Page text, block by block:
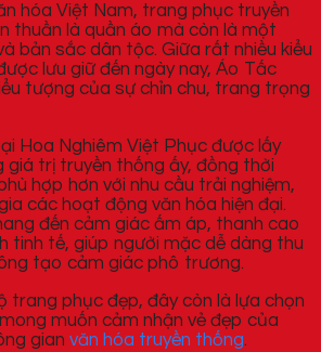
hóa Việt Nam, trang phục truyền
thuần là quần áo mà còn là một
bản sắc dân tộc. Giữa rất nhiều kiểu
lưu giữ đến ngày nay, Áo Tấc
tượng của sự chỉn chu, trang trọng
Hoa Nghiêm Việt Phục được lấy
giá trị truyền thống ấy, đồng thời
hợp hơn với nhu cầu trải nghiệm,
các hoạt động văn hóa hiện đại.
đến cảm giác ấm áp, thanh cao
tinh tế, giúp người mặc dễ dàng thu
tạo cảm giác phô trương.
trang phục đẹp, đây còn là lựa chọn
muốn cảm nhận vẻ đẹp của
gian văn hóa truyền thống.